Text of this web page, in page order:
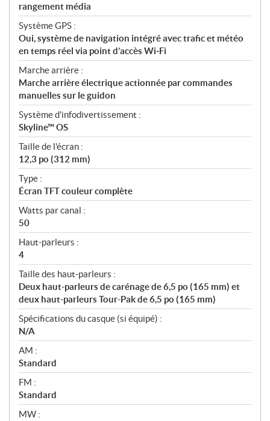
rangement média
Système GPS :
Oui, système de navigation intégré avec trafic et météo
en temps réel via point d’accès Wi‑Fi
Marche arrière :
Marche arrière électrique actionnée par commandes
manuelles sur le guidon
Système d'infodivertissement :
Skyline™ OS
Taille de l'écran :
12,3 po (312 mm)
Type :
Écran TFT couleur complète
Watts par canal :
50
Haut-parleurs :
4
Taille des haut-parleurs :
Deux haut-parleurs de carénage de 6,5 po (165 mm) et
deux haut-parleurs Tour-Pak de 6,5 po (165 mm)
Spécifications du casque (si équipé) :
N/A
AM :
Standard
FM :
Standard
MW :